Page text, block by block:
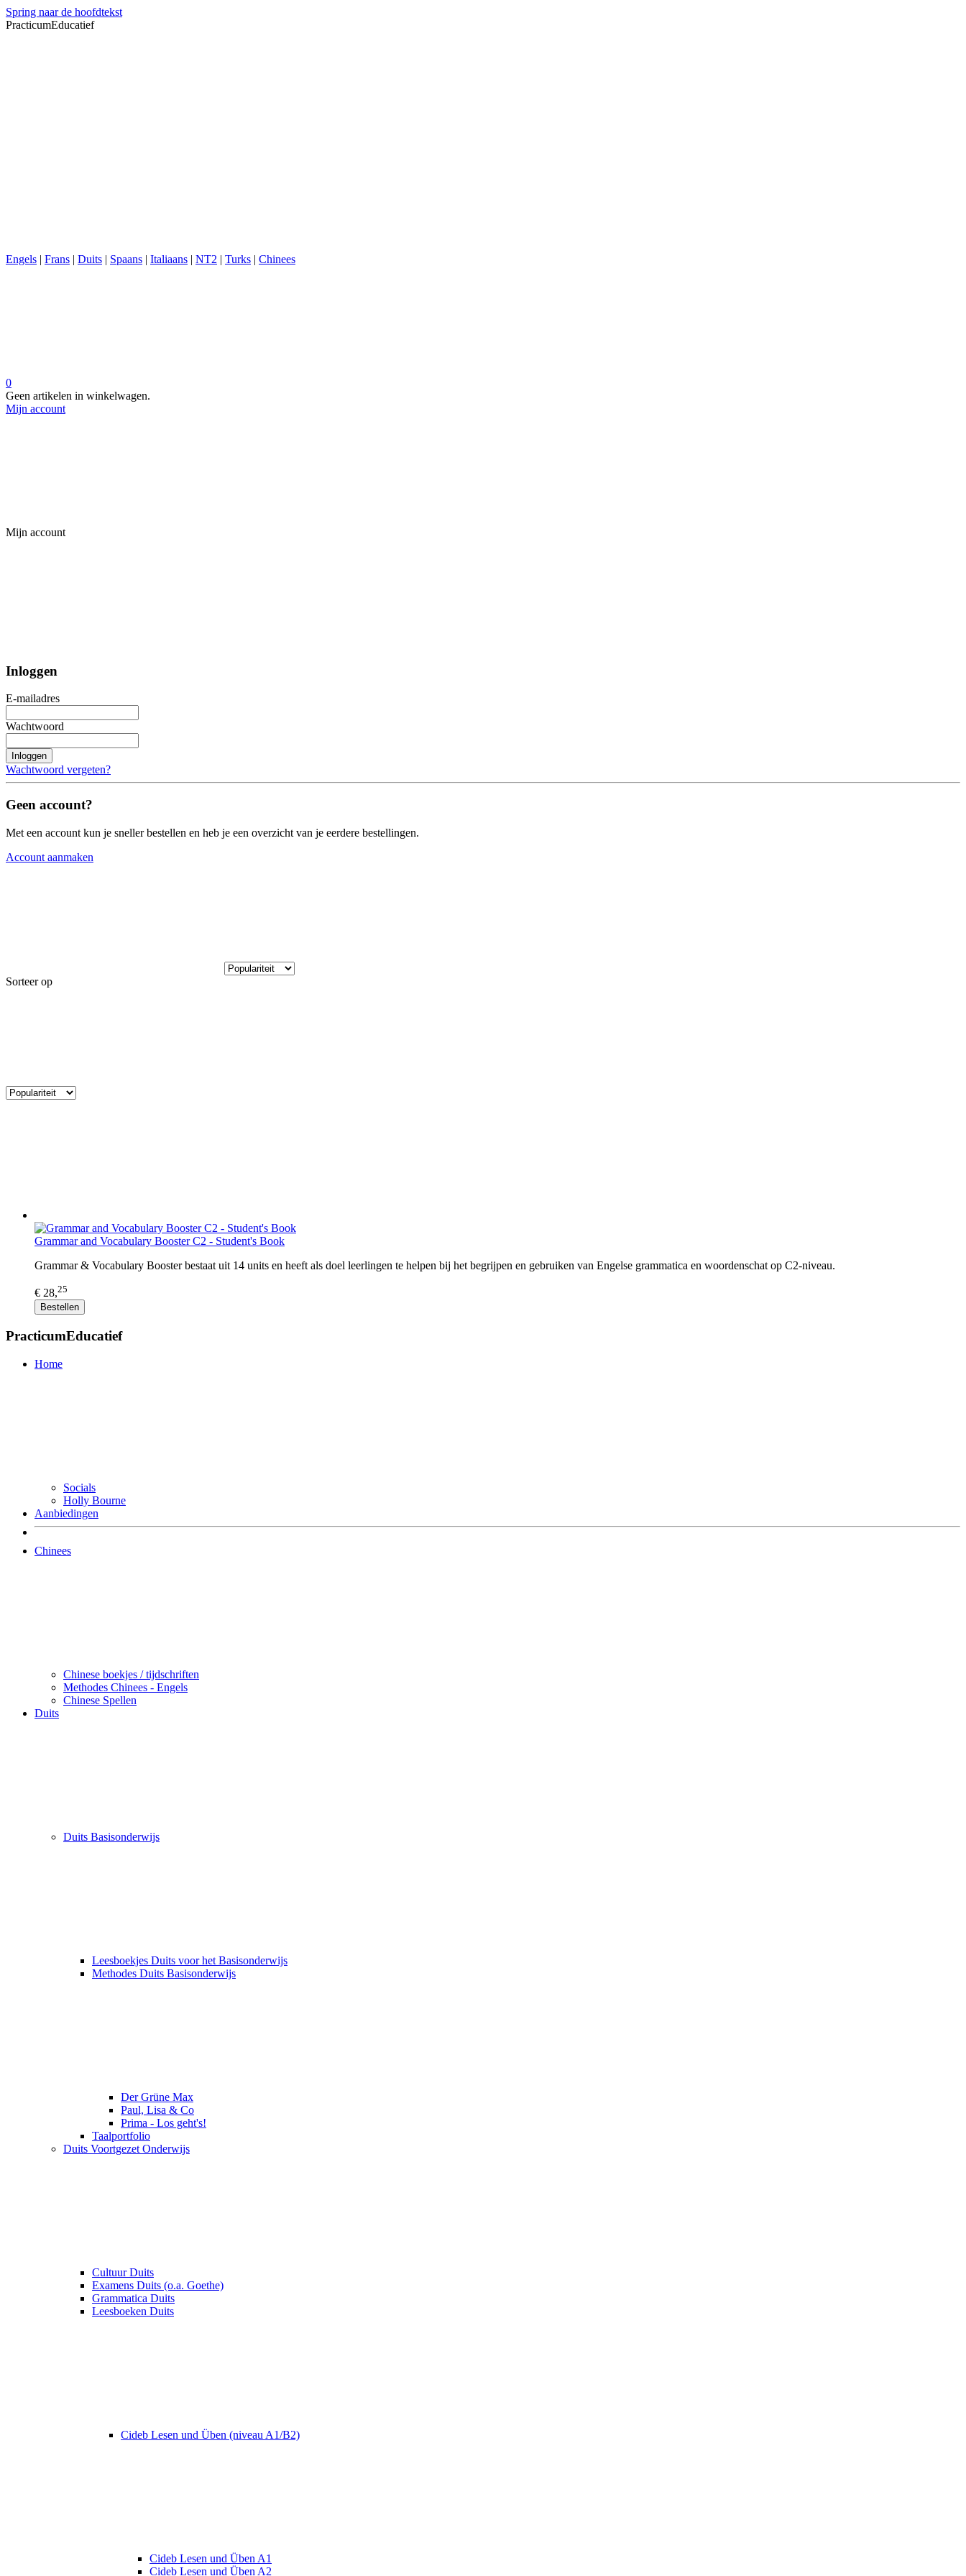
Spring naar de hoofdtekst
PracticumEducatief
Engels | Frans | Duits | Spaans | Italiaans | NT2 | Turks | Chinees
0
Geen artikelen in winkelwagen.
Mijn account
Mijn account
Inloggen
E-mailadres
Wachtwoord
Inloggen
Wachtwoord vergeten?
Geen account?
Met een account kun je sneller bestellen en heb je een overzicht van je eerdere bestellingen.
Account aanmaken
Sorteer op
Grammar and Vocabulary Booster C2 - Student's Book
Grammar & Vocabulary Booster bestaat uit 14 units en heeft als doel leerlingen te helpen bij het begrijpen en gebruiken van Engelse grammatica en woordenschat op C2-niveau.
€ 28,25
Bestellen
PracticumEducatief
Home
Socials
Holly Bourne
Aanbiedingen
Chinees
Chinese boekjes / tijdschriften
Methodes Chinees - Engels
Chinese Spellen
Duits
Duits Basisonderwijs
Leesboekjes Duits voor het Basisonderwijs
Methodes Duits Basisonderwijs
Der Grüne Max
Paul, Lisa & Co
Prima - Los geht's!
Taalportfolio
Duits Voortgezet Onderwijs
Cultuur Duits
Examens Duits (o.a. Goethe)
Grammatica Duits
Leesboeken Duits
Cideb Lesen und Üben (niveau A1/B2)
Cideb Lesen und Üben A1
Cideb Lesen und Üben A2